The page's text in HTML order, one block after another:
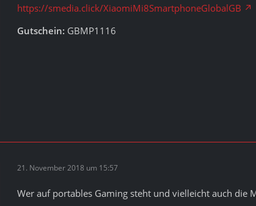
https://smedia.click/XiaomiMi8SmartphoneGlobalGB
Gutschein: GBMP1116
21. November 2018 um 15:57
Wer auf portables Gaming steht und vielleicht auch